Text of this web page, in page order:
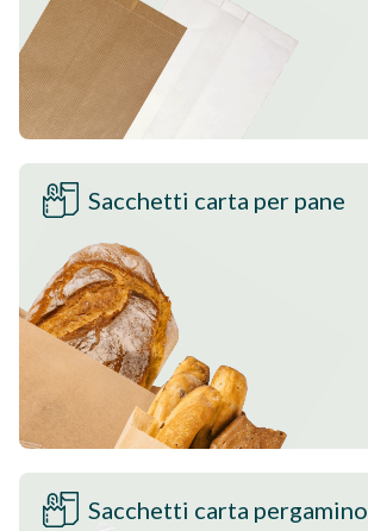
Sacchetti carta per pane
Sacchetti carta pergamino